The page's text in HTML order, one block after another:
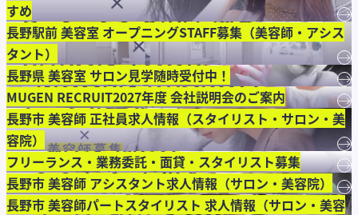
すめ
→
長野駅前 美容室 オープニングSTAFF募集（美容師・アシス
タント）
→
長野県 美容室 サロン見学随時受付中！ →
MUGEN RECRUIT2027年度 会社説明会のご案内 →
長野市 美容師 正社員求人情報（スタイリスト・サロン・美
容院）
→
フリーランス・業務委託・面貸・スタイリスト募集 →
長野市 美容師 アシスタント求人情報（サロン・美容院） →
長野市 美容師パートスタイリスト 求人情報（サロン・美容